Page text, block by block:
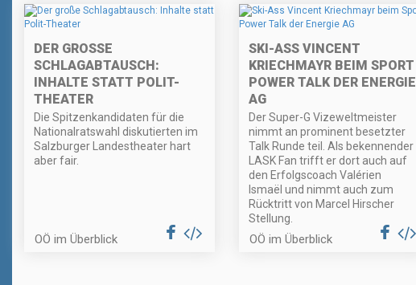
DER GROSSE S
CHLAGABTAUSCH: I
NHALTE STATT POLIT-T
HEATER
Die Spitzenkandidaten für die
Nationalratswahl diskutierten im
Salzburger Landestheater hart
aber fair.
OÖ im Überblick
SKI-ASS VINCENT
KRIECHMAYR BEIM SPORT
POWER TALK DER ENERGIE
AG
Der Super-G Vizeweltmeister
nimmt an prominent besetzter
Talk Runde teil. Als bekennender
LASK Fan trifft er dort auch auf
den Erfolgscoach Valérien
Ismaël und nimmt auch zum
Rücktritt von Marcel Hirscher
Stellung.
OÖ im Überblick